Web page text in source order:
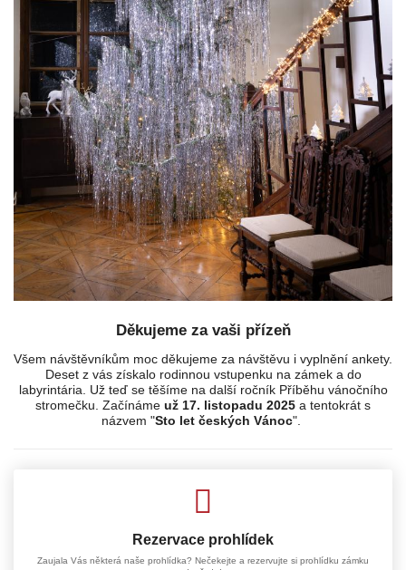
Děkujeme za vaši přízeň
Všem návštěvníkům moc děkujeme za návštěvu i vyplnění ankety.
Deset z vás získalo rodinnou vstupenku na zámek a do
labyrintária. Už teď se těšíme na další ročník Příběhu vánočního
stromečku. Začínáme už 17. listopadu 2025 a tentokrát s
názvem "Sto let českých Vánoc".
Rezervace prohlídek
Zaujala Vás některá naše prohlídka? Nečekejte a rezervujte si prohlídku zámku